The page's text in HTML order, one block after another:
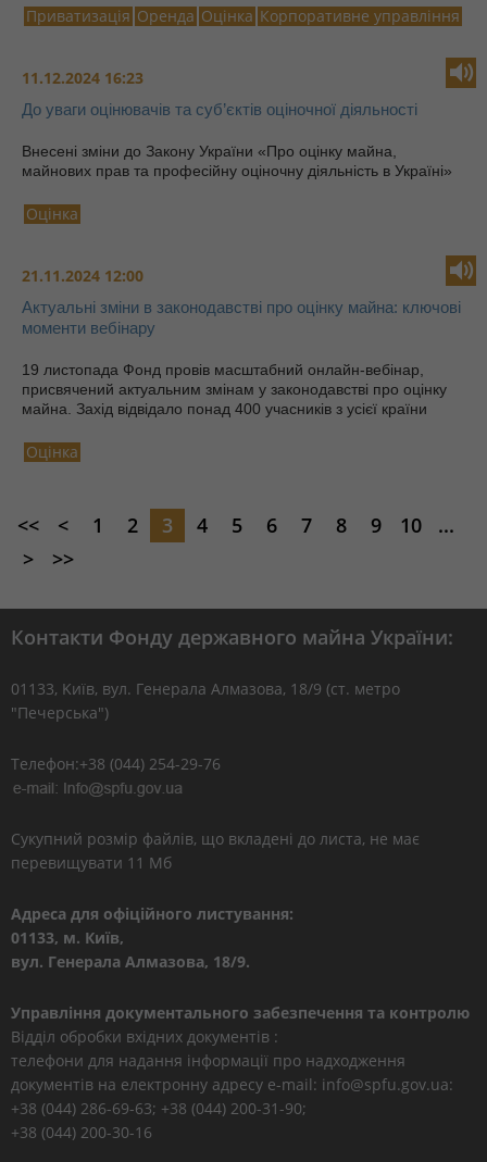
Приватизація Оренда Оцінка Корпоративне управління
11.12.2024 16:23
До уваги оцінювачів та суб’єктів оціночної діяльності
Внесені зміни до Закону України «Про оцінку майна,
майнових прав та професійну оціночну діяльність в Україні»
Оцінка
21.11.2024 12:00
Актуальні зміни в законодавстві про оцінку майна: ключові
моменти вебінару
19 листопада Фонд провів масштабний онлайн-вебінар,
присвячений актуальним змінам у законодавстві про оцінку
майна. Захід відвідало понад 400 учасників з усієї країни
Оцінка
<< < 1 2 3 4 5 6 7 8 9 10
...
>
>>
Контакти Фонду державного майна України:
01133, Kиїв, вул. Генерала Алмазова, 18/9 (ст. метро
"Печерська")
Телефон:+38 (044) 254-29-76
Сукупний розмір файлів, що вкладені до листа, не має
перевищувати 11 Мб
Адреса для офіційного листування:
01133, м. Київ,
вул. Генерала Алмазова, 18/9.
Управління документального забезпечення та контролю
Відділ обробки вхідних документів :
телефони для надання інформації про надходження
документів на електронну адресу e-mail: info@spfu.gov.ua:
+38 (044) 286-69-63; +38 (044) 200-31-90;
+38 (044) 200-30-16